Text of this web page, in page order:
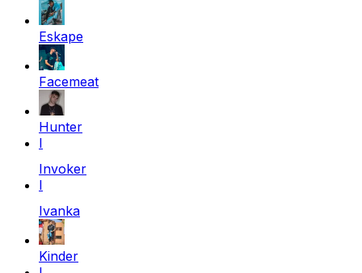
Eskape
Facemeat
Hunter
I
Invoker
I
Ivanka
Kinder